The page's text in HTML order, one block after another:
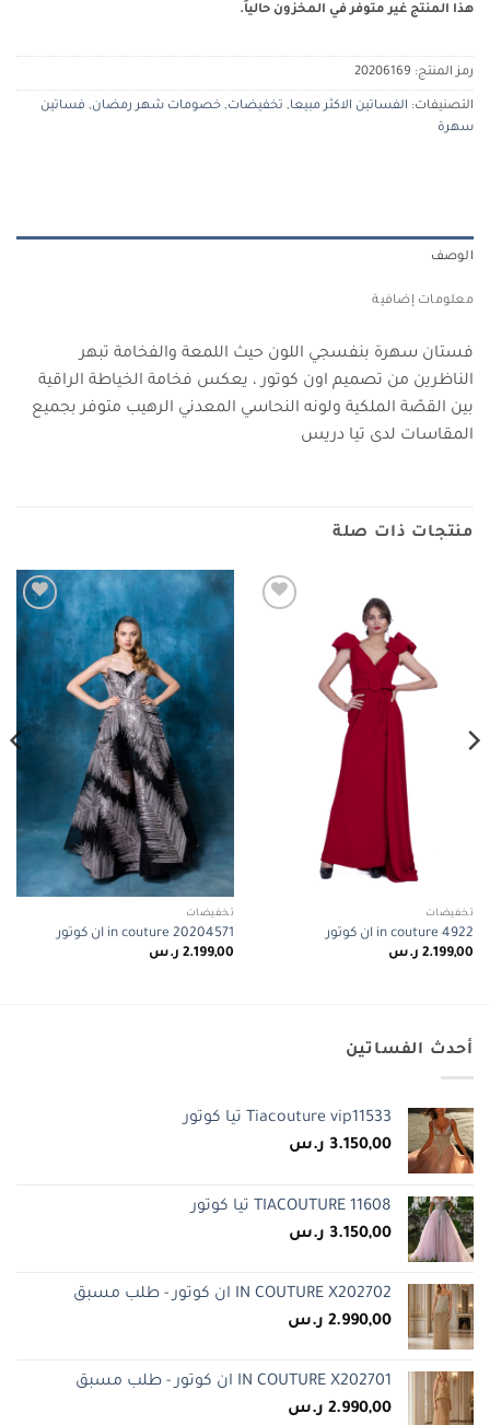
هذا المنتج غير متوفر في المخزون حالياً.
رمز المنتج: 20206169
التصنيفات: الفساتين الاكثر مبيعا, تخفيضات, خصومات شهر رمضان, فساتين
سهرة
الوصف
معلومات إضافية
فستان سهرة بنفسجي اللون حيث اللمعة والفخامة تبهر
الناظرين من تصميم اون كوتور ، يعكس فخامة الخياطة الراقية
بين القصّة الملكية ولونه النحاسي المعدني الرهيب متوفر بجميع
المقاسات لدى تيا دريس
منتجات ذات صلة
تخفيضات
in couture 4922 ان كوتور
2.199,00 ر.س
Add to
تخفيضات
in couture 20204571 ان كوتور
2.199,00 ر.س
أحدث الفساتين
Tiacouture vip11533 تيا كوتور
3.150,00 ر.س
TIACOUTURE 11608 تيا كوتور
3.150,00 ر.س
IN COUTURE X202702 ان كوتور - طلب مسبق
2.990,00 ر.س
IN COUTURE X202701 ان كوتور - طلب مسبق
2.990,00 ر.س